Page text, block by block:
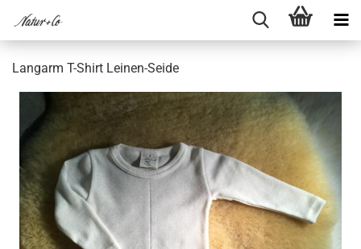
Lang­arm T-​Shirt Leinen-​Seide